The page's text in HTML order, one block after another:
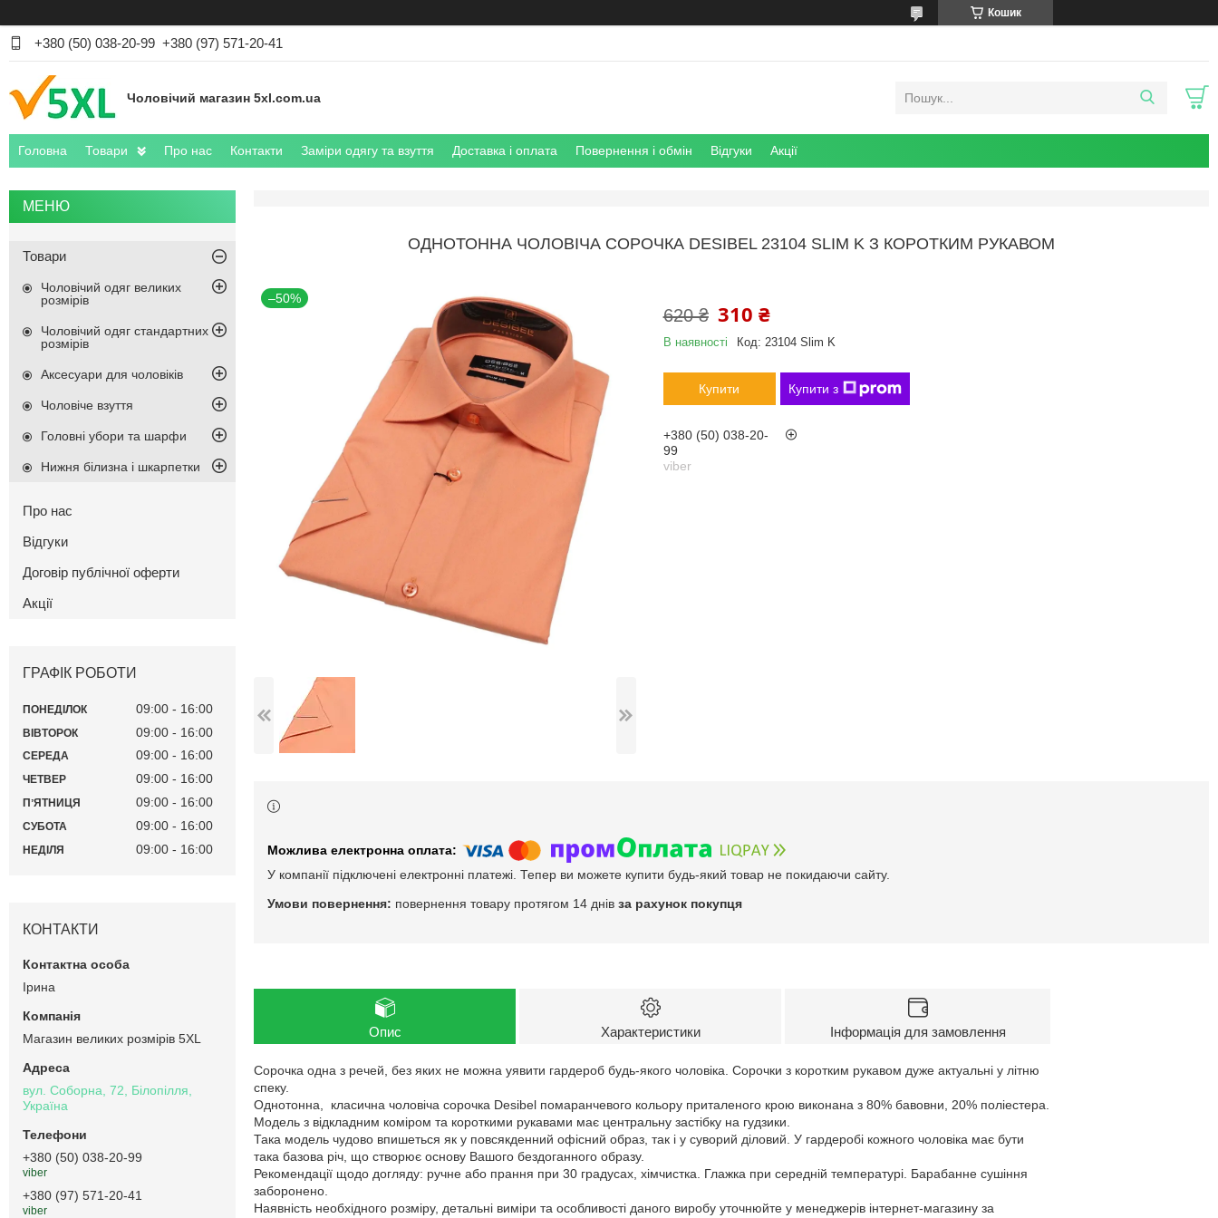
Кошик
+380 (50) 038-20-99 +380 (97) 571-20-41
Чоловічий магазин 5xl.com.ua
Головна Товари Про нас Контакти Заміри одягу та взуття Доставка і оплата Повернення і обмін Відгуки Акції
ОДНОТОННА ЧОЛОВІЧА СОРОЧКА DESIBEL 23104 SLIM K З КОРОТКИМ РУКАВОМ
–50%
620 ₴ 310 ₴
В наявності Код: 23104 Slim K
Купити Купити з
+380 (50) 038-20-
99
viber
У компанії підключені електронні платежі. Тепер ви можете купити будь-який товар не покидаючи сайту.
повернення товару протягом 14 днів за рахунок покупця
Опис Характеристики Інформація для замовлення
Сорочка одна з речей, без яких не можна уявити гардероб будь-якого чоловіка. Сорочки з коротким рукавом дуже актуальні у літню
спеку.
Однотонна, класична чоловіча сорочка Desibel помаранчевого кольору приталеного крою виконана з 80% бавовни, 20% поліестера.
Модель з відкладним коміром та короткими рукавами має центральну застібку на гудзики.
Така модель чудово впишеться як у повсякденний офісний образ, так і у суворий діловий. У гардеробі кожного чоловіка має бути
така базова річ, що створює основу Вашого бездоганного образу.
Рекомендації щодо догляду: ручне або прання при 30 градусах, хімчистка. Глажка при середній температурі. Барабанне сушіння
заборонено.
Наявність необхідного розміру, детальні виміри та особливості даного виробу уточнюйте у менеджерів інтернет-магазину за
Товари
Чоловічий одяг великих
розмірів
Чоловічий одяг стандартних
розмірів
Аксесуари для чоловіків
Чоловіче взуття
Головні убори та шарфи
Нижня білизна і шкарпетки
Про нас
Відгуки
Договір публічної оферти
Акції
ГРАФІК РОБОТИ
ПОНЕДІЛОК 09:00 16:00
ВІВТОРОК 09:00 16:00
СЕРЕДА 09:00 16:00
ЧЕТВЕР 09:00 16:00
ПʼЯТНИЦЯ 09:00 16:00
СУБОТА 09:00 16:00
НЕДІЛЯ 09:00 16:00
КОНТАКТИ
Ірина
Магазин великих розмірів 5XL
вул. Соборна, 72, Білопілля,
Україна
+380 (50) 038-20-99
viber
+380 (97) 571-20-41
viber